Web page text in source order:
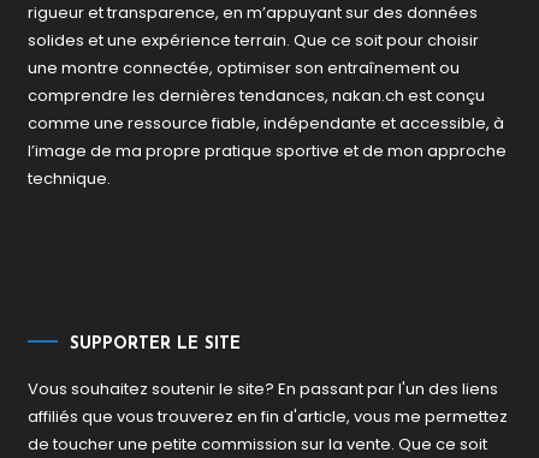
rigueur et transparence, en m’appuyant sur des données
solides et une expérience terrain. Que ce soit pour choisir
une montre connectée, optimiser son entraînement ou
comprendre les dernières tendances, nakan.ch est conçu
comme une ressource fiable, indépendante et accessible, à
l’image de ma propre pratique sportive et de mon approche
technique.
SUPPORTER LE SITE
Vous souhaitez soutenir le site? En passant par l'un des liens
affiliés que vous trouverez en fin d'article, vous me permettez
de toucher une petite commission sur la vente. Que ce soit